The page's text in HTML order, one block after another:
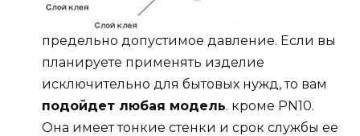
предельно допустимое давление. Если вы
планируете применять изделие
исключительно для бытовых нужд, то вам
подойдет любая модель. кроме PN10.
Она имеет тонкие стенки и срок службы ее